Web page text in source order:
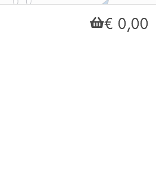
€ 0,00